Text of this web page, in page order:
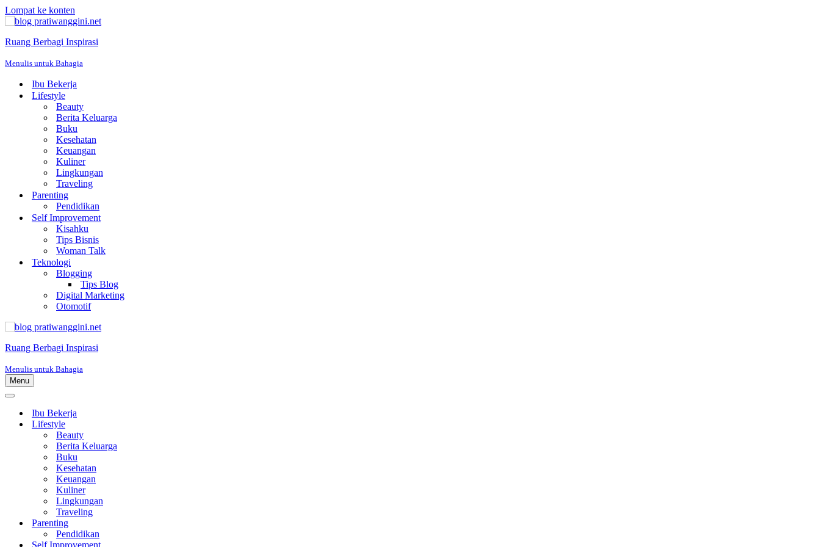
Lompat ke konten
Ruang Berbagi Inspirasi
Menulis untuk Bahagia
Ibu Bekerja
Lifestyle
Beauty
Berita Keluarga
Buku
Kesehatan
Keuangan
Kuliner
Lingkungan
Traveling
Parenting
Pendidikan
Self Improvement
Kisahku
Tips Bisnis
Woman Talk
Teknologi
Blogging
Tips Blog
Digital Marketing
Otomotif
Ruang Berbagi Inspirasi
Menulis untuk Bahagia
Menu
Menu
Menu
NavigasiIbu Bekerja
Lifestyle
Beauty
Berita Keluarga
Buku
Kesehatan
Keuangan
Kuliner
Lingkungan
Traveling
Parenting
Pendidikan
Self Improvement